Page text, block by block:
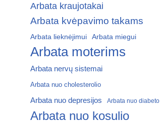
Arbata kraujotakai
Arbata kvėpavimo takams
Arbata lieknėjimui Arbata miegui
Arbata moterims
Arbata nervų sistemai
Arbata nuo cholesterolio
Arbata nuo depresijos Arbata nuo diabeto
Arbata nuo kosulio